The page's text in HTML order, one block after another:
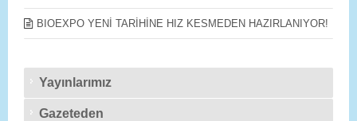
BIOEXPO YENİ TARİHİNE HIZ KESMEDEN HAZIRLANIYOR!
Yayınlarımız
Gazeteden